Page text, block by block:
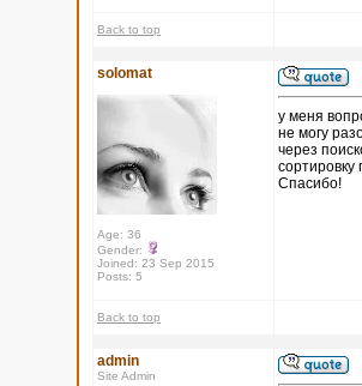
Back to top
solomat
Age: 36
Gender:
Joined: 23 Sep 2015
Posts: 5
у меня
не могу
через
сортировку
Спасибо!
Back to top
admin
Site Admin